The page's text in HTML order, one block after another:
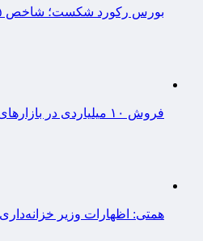
بورس رکورد شکست؛ شاخص ۵.۵ میلیونی شد
فروش ۱۰ میلیاردی در بازارهای شبانه‌روزی صنایع
همتی: اظهارات وزیر خزانه‌داری